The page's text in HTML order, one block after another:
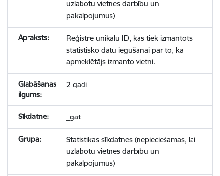
uzlabotu vietnes darbību un
pakalpojumus)
Reģistrē unikālu ID, kas tiek izmantots
statistisko datu iegūšanai par to, kā
apmeklētājs izmanto vietni.
2 gadi
_gat
Statistikas sīkdatnes (nepieciešamas, lai
uzlabotu vietnes darbību un
pakalpojumus)